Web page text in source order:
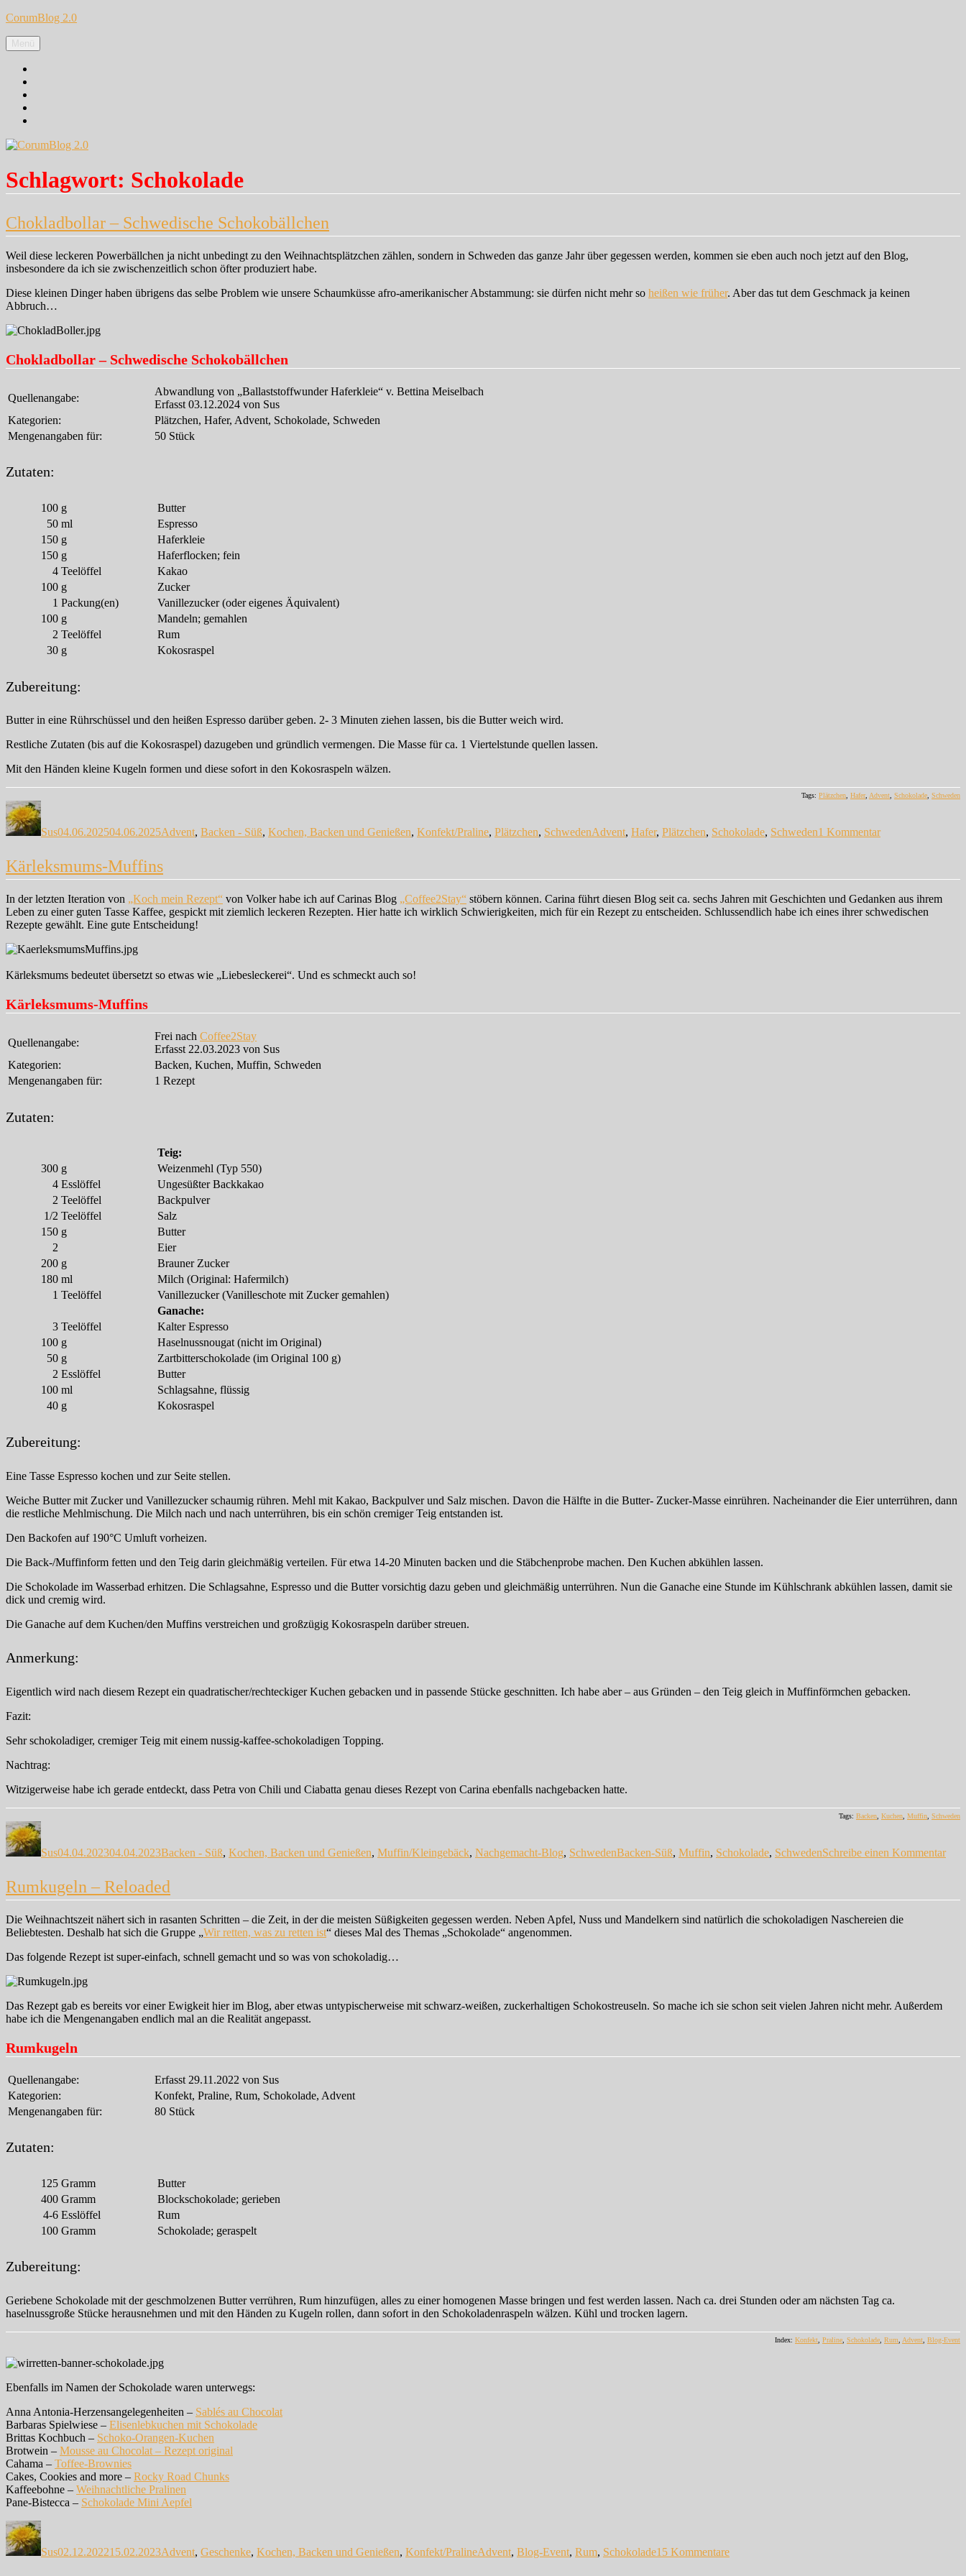
Zum
springen
CorumBlog 2.0
Menü
Schlagwort: Schokolade
Chokladbollar – Schwedische Schokobällchen
Weil diese leckeren Powerbällchen ja nicht unbedingt zu den Weihnachtsplätzchen zählen, sondern in Schweden das ganze Jahr über gegessen werden, kommen sie eben auch noch jetzt auf den Blog,
insbesondere da ich sie zwischenzeitlich schon öfter produziert habe.
Diese kleinen Dinger haben übrigens das selbe Problem wie unsere Schaumküsse afro-amerikanischer Abstammung: sie dürfen nicht mehr so heißen wie früher. Aber das tut dem Geschmack ja keinen
Abbruch…
Chokladbollar – Schwedische Schokobällchen
Quellenangabe:
Abwandlung von „Ballaststoffwunder Haferkleie“ v. Bettina Meiselbach
Erfasst 03.12.2024 von Sus
Kategorien:
Plätzchen, Hafer, Advent, Schokolade, Schweden
Mengenangaben für:
50 Stück
Zutaten:
100 g
Butter
50 ml
Espresso
150 g
Haferkleie
150 g
Haferflocken; fein
4 Teelöffel
Kakao
100 g
Zucker
1 Packung(en)
Vanillezucker (oder eigenes Äquivalent)
100 g
Mandeln; gemahlen
2 Teelöffel
Rum
30 g Kokosraspel
Zubereitung:
Butter in eine Rührschüssel und den heißen Espresso darüber geben. 2- 3 Minuten ziehen lassen, bis die Butter weich wird.
Restliche Zutaten (bis auf die Kokosraspel) dazugeben und gründlich vermengen. Die Masse für ca. 1 Viertelstunde quellen lassen.
Mit den Händen kleine Kugeln formen und diese sofort in den Kokosraspeln wälzen.
Tags: Plätzchen, Hafer, Advent, Schokolade, Schweden
Autor
Sus04.06.202504.06.2025Advent, Backen - Süß, Kochen, Backen und Genießen, Konfekt/Praline, Plätzchen, SchwedenAdvent, Hafer, Plätzchen, Schokolade, Schweden1 Kommentar–
Kärleksmums-Muffins
In der letzten Iteration von „Koch mein Rezept“ von Volker habe ich auf Carinas Blog „Coffee2Stay“ stöbern können. Carina führt diesen Blog seit ca. sechs Jahren mit Geschichten und Gedanken aus ihrem
Leben zu einer guten Tasse Kaffee, gespickt mit ziemlich leckeren Rezepten. Hier hatte ich wirklich Schwierigkeiten, mich für ein Rezept zu entscheiden. Schlussendlich habe ich eines ihrer schwedischen
Rezepte gewählt. Eine gute Entscheidung!
Kärleksmums bedeutet übersetzt so etwas wie „Liebesleckerei“. Und es schmeckt auch so!
Kärleksmums-Muffins
Quellenangabe:
Frei nach Coffee2Stay
Erfasst 22.03.2023 von Sus
Kategorien:
Backen, Kuchen, Muffin, Schweden
Mengenangaben für:
1 Rezept
Zutaten:
Teig:
300 g
Weizenmehl (Typ 550)
4 Esslöffel
Ungesüßter Backkakao
2 Teelöffel
Backpulver
1/2 Teelöffel
Salz
150 g
Butter
2
Eier
200 g
Brauner Zucker
180 ml
Milch (Original: Hafermilch)
1 Teelöffel
Vanillezucker (Vanilleschote mit Zucker gemahlen)
Ganache:
3 Teelöffel
Kalter Espresso
100 g
Haselnussnougat (nicht im Original)
50 g
Zartbitterschokolade (im Original 100 g)
2 Esslöffel
Butter
100 ml
Schlagsahne, flüssig
40 g Kokosraspel
Zubereitung:
Eine Tasse Espresso kochen und zur Seite stellen.
Weiche Butter mit Zucker und Vanillezucker schaumig rühren. Mehl mit Kakao, Backpulver und Salz mischen. Davon die Hälfte in die Butter- Zucker-Masse einrühren. Nacheinander die Eier unterrühren, dann
die restliche Mehlmischung. Die Milch nach und nach unterrühren, bis ein schön cremiger Teig entstanden ist.
Den Backofen auf 190°C Umluft vorheizen.
Die Back-/Muffinform fetten und den Teig darin gleichmäßig verteilen. Für etwa 14-20 Minuten backen und die Stäbchenprobe machen. Den Kuchen abkühlen lassen.
Die Schokolade im Wasserbad erhitzen. Die Schlagsahne, Espresso und die Butter vorsichtig dazu geben und gleichmäßig unterrühren. Nun die Ganache eine Stunde im Kühlschrank abkühlen lassen, damit sie
dick und cremig wird.
Die Ganache auf dem Kuchen/den Muffins verstreichen und großzügig Kokosraspeln darüber streuen.
Anmerkung:
Eigentlich wird nach diesem Rezept ein quadratischer/rechteckiger Kuchen gebacken und in passende Stücke geschnitten. Ich habe aber – aus Gründen – den Teig gleich in Muffinförmchen gebacken.
Fazit:
Sehr schokoladiger, cremiger Teig mit einem nussig-kaffee-schokoladigen Topping.
Nachtrag:
Witzigerweise habe ich gerade entdeckt, dass Petra von Chili und Ciabatta genau dieses Rezept von Carina ebenfalls nachgebacken hatte.
Tags: Backen Kuchen Muffin Schweden
Autor
Sus04.04.202304.04.2023Backen - Süß, Kochen, Backen und Genießen, Muffin/Kleingebäck, Nachgemacht-Blog, SchwedenBacken-Süß, Muffin, Schokolade, SchwedenSchreibe einen Kommentar
Rumkugeln – Reloaded
Die Weihnachtszeit nähert sich in rasanten Schritten – die Zeit, in der die meisten Süßigkeiten gegessen werden. Neben Apfel, Nuss und Mandelkern sind natürlich die schokoladigen Naschereien die
Beliebtesten. Deshalb hat sich die Gruppe „Wir retten, was zu retten ist“ dieses Mal des Themas „Schokolade“ angenommen.
Das folgende Rezept ist super-einfach, schnell gemacht und so was von schokoladig…
Das Rezept gab es bereits vor einer Ewigkeit hier im Blog, aber etwas untypischerweise mit schwarz-weißen, zuckerhaltigen Schokostreuseln. So mache ich sie schon seit vielen Jahren nicht mehr. Außerdem
habe ich die Mengenangaben endlich mal an die Realität angepasst.
Rumkugeln
Quellenangabe:
Erfasst 29.11.2022 von Sus
Kategorien:
Konfekt, Praline, Rum, Schokolade, Advent
Mengenangaben für:
80 Stück
Zutaten:
125 Gramm
Butter
400 Gramm
Blockschokolade; gerieben
4-6 Esslöffel
Rum
100 Gramm Schokolade; geraspelt
Zubereitung:
Geriebene Schokolade mit der geschmolzenen Butter verrühren, Rum hinzufügen, alles zu einer homogenen Masse bringen und fest werden lassen. Nach ca. drei Stunden oder am nächsten Tag ca.
haselnussgroße Stücke herausnehmen und mit den Händen zu Kugeln rollen, dann sofort in den Schokoladenraspeln wälzen. Kühl und trocken lagern.
Index: Konfekt Praline Schokolade Rum Advent Blog-Event
Ebenfalls im Namen der Schokolade waren unterwegs:
Anna Antonia-Herzensangelegenheiten – Sablés au Chocolat
Barbaras Spielwiese – Elisenlebkuchen mit Schokolade
Brittas Kochbuch – Schoko-Orangen-Kuchen
Brotwein – Mousse au Chocolat – Rezept original
Cahama – Toffee-Brownies
Cakes, Cookies and more – Rocky Road Chunks
Kaffeebohne – Weihnachtliche Pralinen
Pane-Bistecca – Schokolade Mini Aepfel
Autor
Sus02.12.202215.02.2023Advent, Geschenke, Kochen, Backen und Genießen, Konfekt/PralineAdvent, Blog-Event, Rum, Schokolade15 Kommentare–